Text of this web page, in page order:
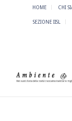
HOME CHI
SEZIONE IISL